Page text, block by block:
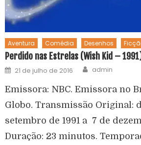
Aventura Comédia Desenhos
Perdido nas Estrelas (Wish Kid –
21 de julho de 2016 admin
Emissora: NBC. Emissora no
Globo. Transmissão Original:
setembro de 1991 a 7 de
Duração: 23 minutos.